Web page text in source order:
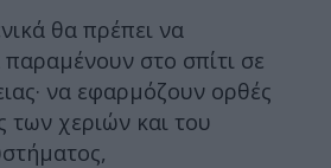
θα πρέπει να
στο σπίτι σε
να εφαρμόζουν ορθές
των χεριών και του